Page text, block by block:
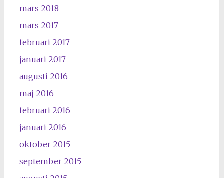
mars 2018
mars 2017
februari 2017
januari 2017
augusti 2016
maj 2016
februari 2016
januari 2016
oktober 2015
september 2015